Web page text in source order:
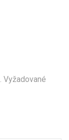
Vyžadované